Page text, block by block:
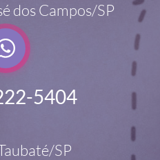
dos Campos/SP
5404
SP